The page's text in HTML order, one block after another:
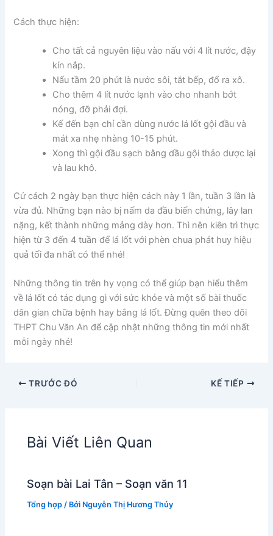
Cách thực hiện:
Cho tất cả nguyên liệu vào nấu với 4 lít nước, đậy
kín nắp.
Nấu tầm 20 phút là nước sôi, tắt bếp, đổ ra xô.
Cho thêm 4 lít nước lạnh vào cho nhanh bớt
nóng, đỡ phải đợi.
Kế đến bạn chỉ cần dùng nước lá lốt gội đầu và
mát xa nhẹ nhàng 10-15 phút.
Xong thì gội đầu sạch bằng dầu gội thảo dược lại
và lau khô.
Cứ cách 2 ngày bạn thực hiện cách này 1 lần, tuần 3 lần là
vừa đủ. Những bạn nào bị nấm da đầu biến chứng, lây lan
nặng, kết thành những mảng dày hơn. Thì nên kiên trì thực
hiện từ 3 đến 4 tuần để lá lốt với phèn chua phát huy hiệu
quả tối đa nhất có thể nhé!
Những thông tin trên hy vọng có thể giúp bạn hiểu thêm
về lá lốt có tác dụng gì với sức khỏe và một số bài thuốc
dân gian chữa bệnh hay bằng lá lốt. Đừng quên theo dõi
THPT Chu Văn An để cập nhật những thông tin mới nhất
mỗi ngày nhé!
TRƯỚC ĐÓ KẾ TIẾP
Bài Viết Liên Quan
Soạn bài Lai Tân – Soạn văn 11
Tổng hợp / Bởi Nguyễn Thị Hương Thủy